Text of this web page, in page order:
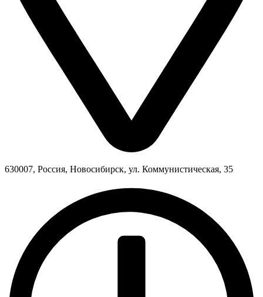
630007, Россия, Новосибирск, ул. Коммунистическая, 35